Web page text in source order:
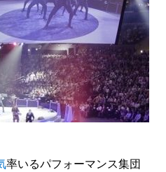
率いるパフォーマンス集団